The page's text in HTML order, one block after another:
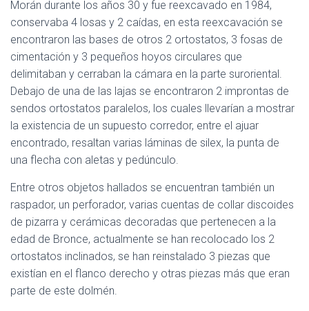
Morán durante los años 30 y fue reexcavado en 1984,
conservaba 4 losas y 2 caídas, en esta reexcavación se
encontraron las bases de otros 2 ortostatos, 3 fosas de
cimentación y 3 pequeños hoyos circulares que
delimitaban y cerraban la cámara en la parte suroriental.
Debajo de una de las lajas se encontraron 2 improntas de
sendos ortostatos paralelos, los cuales llevarían a mostrar
la existencia de un supuesto corredor, entre el ajuar
encontrado, resaltan varias láminas de silex, la punta de
una flecha con aletas y pedúnculo.
Entre otros objetos hallados se encuentran también un
raspador, un perforador, varias cuentas de collar discoides
de pizarra y cerámicas decoradas que pertenecen a la
edad de Bronce, actualmente se han recolocado los 2
ortostatos inclinados, se han reinstalado 3 piezas que
existían en el flanco derecho y otras piezas más que eran
parte de este dolmén.